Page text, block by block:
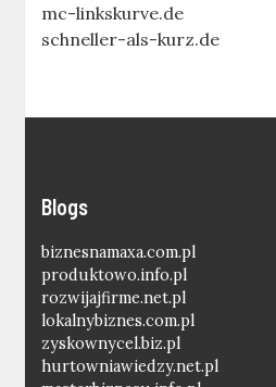
mc-linkskurve.de
schneller-als-kurz.de
Blogs
biznesnamaxa.com.pl
produktowo.info.pl
rozwijajfirme.net.pl
lokalnybiznes.com.pl
zyskownycel.biz.pl
hurtowniawiedzy.net.pl